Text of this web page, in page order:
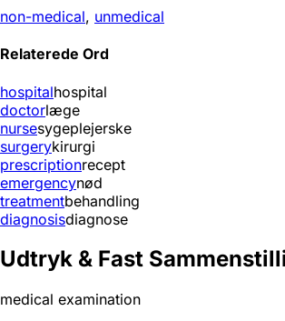
non-medical, unmedical
Relaterede Ord
hospitalhospital
doctorlæge
nursesygeplejerske
surgerykirurgi
prescriptionrecept
emergencynød
treatmentbehandling
diagnosisdiagnose
Udtryk & Fast
medical examination